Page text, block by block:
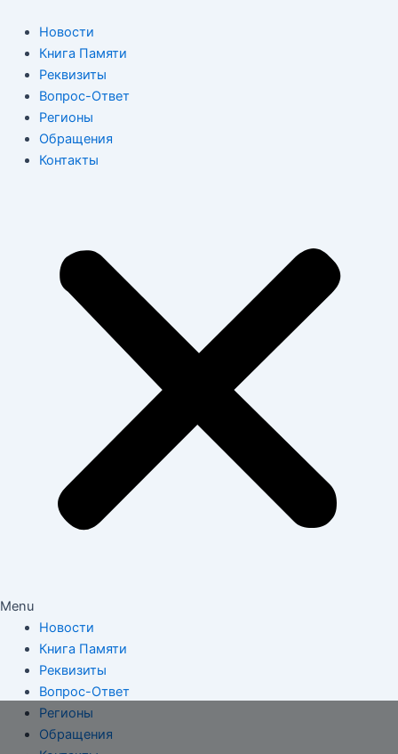
содержимому
Новости
Книга Памяти
Реквизиты
Вопрос-Ответ
Регионы
Обращения
Контакты
Menu
Новости
Книга Памяти
Реквизиты
Вопрос-Ответ
Регионы
Обращения